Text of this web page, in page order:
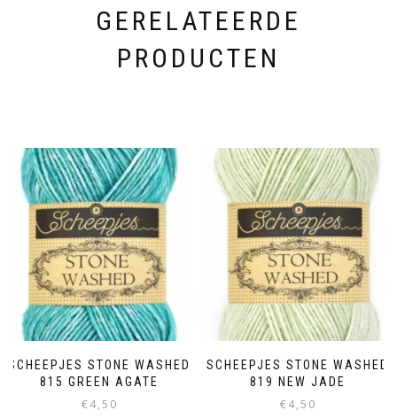
GERELATEERDE
PRODUCTEN
SCHEEPJES STONE WASHED
815 GREEN AGATE
€4,50
SCHEEPJES STONE WASHED
819 NEW JADE
€4,50